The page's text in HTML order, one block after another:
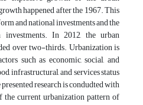
happened after the 1967. This
and national investments and the
In 2012, the urban
over two-thirds. Urbanization is
such as economic, social, and
infrastructural, and services status
research is condudted with
current urbanization pattern of